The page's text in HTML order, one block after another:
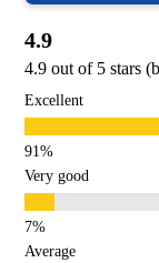
4.9
4.9 out of 5 stars
Excellent
Very good
Average